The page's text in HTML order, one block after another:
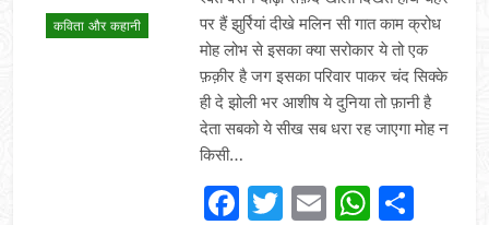
कविता और कहानी
पर हैं झुर्रियां दीखे मलिन सी गात काम क्रोध
मोह लोभ से इसका क्या सरोकार ये तो एक
फ़क़ीर है जग इसका परिवार पाकर चंद सिक्के
ही दे झोली भर आशीष ये दुनिया तो फ़ानी है
देता सबको ये सीख सब धरा रह जाएगा मोह न
किसी…
Facebook
Twitter
Email